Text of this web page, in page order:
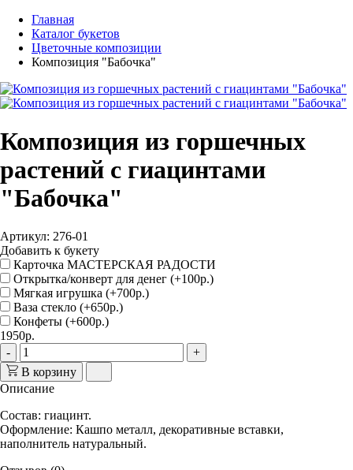
Главная
Каталог букетов
Цветочные композиции
Композиция "Бабочка"
Композиция из горшечных
растений с гиацинтами
"Бабочка"
Артикул: 276-01
Добавить к букету
Карточка МАСТЕРСКАЯ РАДОСТИ
Открытка/конверт для денег (+100р.)
Мягкая игрушка (+700р.)
Ваза стекло (+650р.)
Конфеты (+600р.)
1950р.
-
+
В корзину
Описание
Состав: гиацинт.
Оформление: Кашпо металл, декоративные вставки,
наполнитель натуральный.